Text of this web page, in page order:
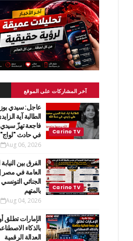
آخر المشاركات على الموقع
عاجل: سيدي
الطالبة آية
فاجعة تهزّ سيدي
في حادث "لواج"
Aug 06, 2026
الفرق بين
العامة في مصر |
الجنائي
بالمتهم
Aug 04, 2026
الإمارات تطلق
بالذكاء
العدالة الرقمية